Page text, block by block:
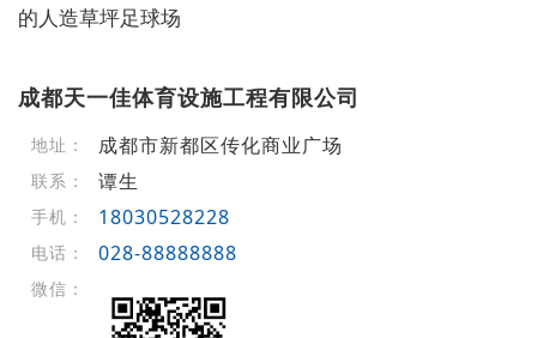
的人造草坪足球场
成都天一佳体育设施工程有限公司
地址： 成都市新都区传化商业广场
联系： 谭生
手机： 18030528228
电话： 028-88888888
微信：